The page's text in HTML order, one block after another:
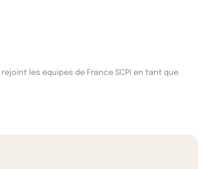
les équipes de France SCPI en tant que